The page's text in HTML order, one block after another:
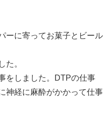
ーに寄ってお菓子とビール
た。
をしました。DTPの仕事
神経に麻酔がかかって仕事